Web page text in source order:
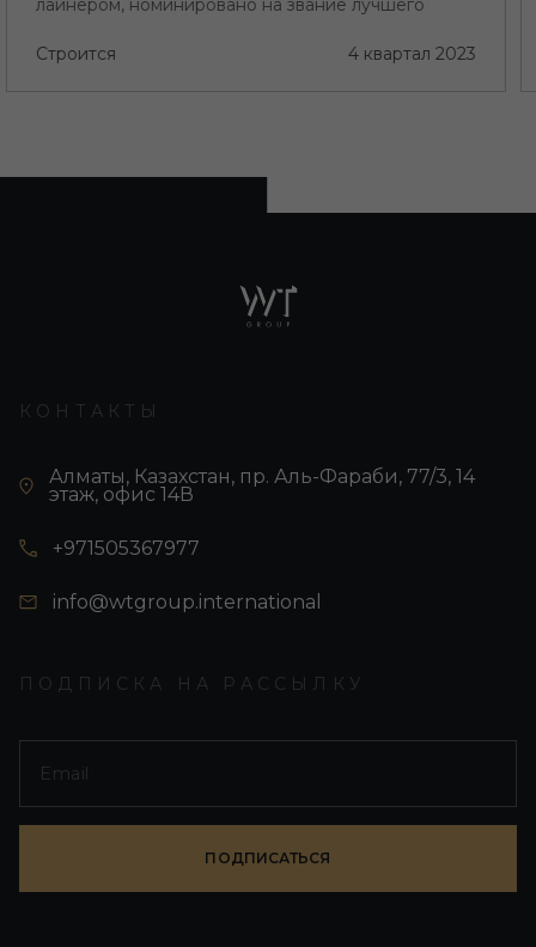
лайнером, номинировано на звание лучшего
Строится
4 квартал 2023
КОНТАКТЫ
Алматы, Казахстан, пр. Аль-Фараби, 77/3, 14
этаж, офис 14В
+971505367977
info@wtgroup.international
ПОДПИСКА НА РАССЫЛКУ
ПОДПИСАТЬСЯ